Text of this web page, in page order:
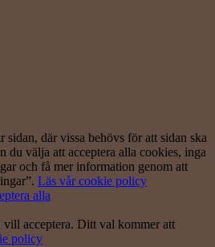
sidan, där vissa behövs för att sidan ska
du välja att acceptera alla cookies, inga
och få mer information genom att
Läs vår cookie policy
alla
acceptera. Ditt val kommer att
policy